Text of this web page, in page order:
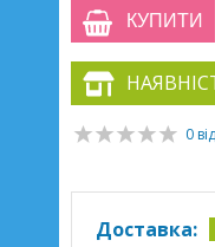
КУПИТИ
0
Доставка: